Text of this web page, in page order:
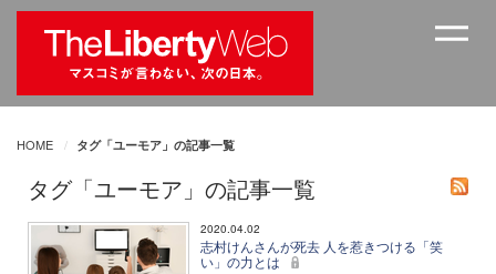
HOME タグ「ユーモア」の記事一覧
タグ「ユーモア」の記事一覧
2020.04.02
志村けんさんが死去 人を惹きつける「笑
い」の力とは